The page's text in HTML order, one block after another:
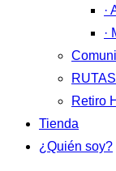
·
·
Retiro
Tienda
¿Quién soy?